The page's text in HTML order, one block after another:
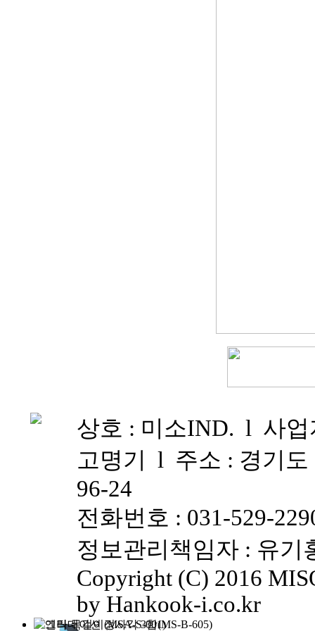
상호 : 미소IND. l 사업
고명기 l 주소 : 경기도
96-24
전화번호 : 031-529-
정보관리책임자 : 유기
Copyright (C) 2016
by Hankook-i.co.kr